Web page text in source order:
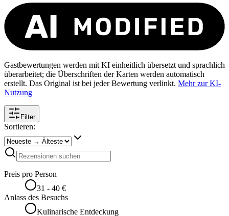
Gastbewertungen werden mit KI einheitlich übersetzt und sprachlich
überarbeitet; die Überschriften der Karten werden automatisch
erstellt. Das Original ist bei jeder Bewertung verlinkt. Mehr zur KI-
Nutzung
Filter
Sortieren:
Preis pro Person
31 - 40 €
Anlass des Besuchs
Kulinarische Entdeckung